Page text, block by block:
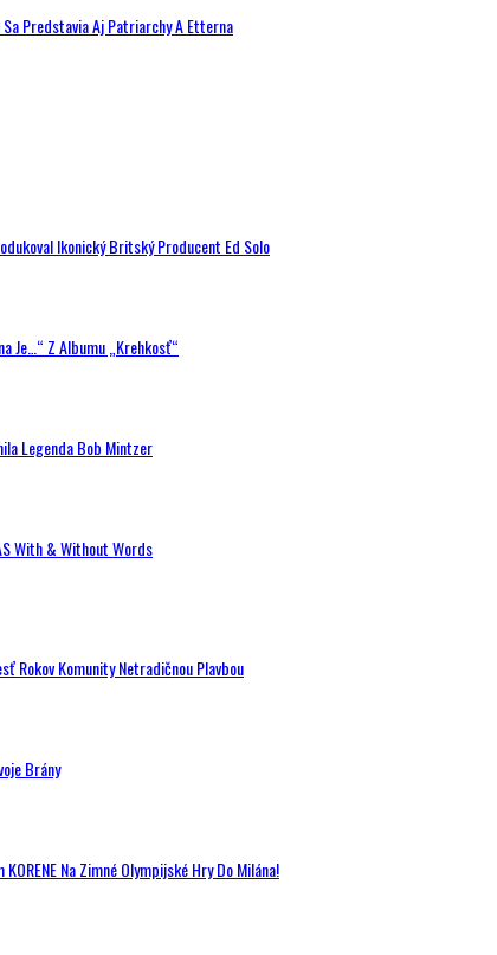
Predstavia Aj Patriarchy A Etterna
Ikonický Britský Producent Ed Solo
Je…“ Z Albumu „Krehkosť“
Legenda Bob Mintzer
With & Without Words
Rokov Komunity Netradičnou Plavbou
Brány
Na Zimné Olympijské Hry Do Milána!